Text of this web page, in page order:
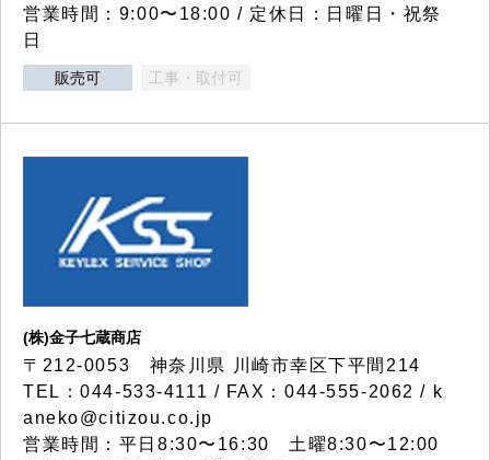
営業時間：9:00〜18:00 / 定休日：日曜日・祝祭
日
販売可 工事・取付可
(株)金子七蔵商店
〒212-0053 神奈川県 川崎市幸区下平間214
TEL：044-533-4111 / FAX：044-555-2062 / k
aneko@citizou.co.jp
営業時間：平日8:30〜16:30 土曜8:30〜12:00